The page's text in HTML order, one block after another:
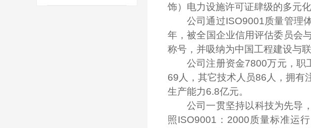
饰）电力设施许可证肆级的多元
公司通过ISO9001质量管理
年，被全国企业信用评估委员会
称号，并吸纳为中国工程建设与
公司注册资金7800万元，职
69 人，其它技术人员86 人，拥有
生产能力6.8亿元。
公司一贯坚持以科技为先导
照ISO9001 ： 2000质量标准运